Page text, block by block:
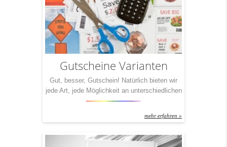
Gutscheine Varianten
Gut, besser, Gutschein! Natürlich bieten wir
jede Art, jede Möglichkeit an unterschiedlichen
Gutschein-Drucken an. Grundsätzlich gilt auch
Veredelung Sie wünschen, egal welches
macht‘s für Sie auf jeden Fall möglich.
mehr erfahren »